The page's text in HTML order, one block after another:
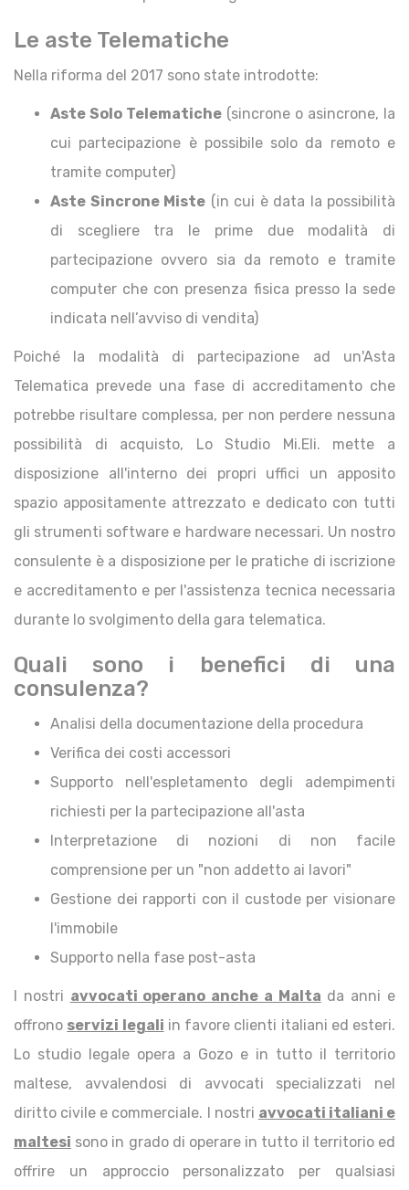
Le aste Telematiche
Nella riforma del 2017 sono state introdotte:
Aste Solo Telematiche (sincrone o asincrone, la
cui partecipazione è possibile solo da remoto e
tramite computer)
Aste Sincrone Miste (in cui è data la possibilità
di scegliere tra le prime due modalità di
partecipazione ovvero sia da remoto e tramite
computer che con presenza fisica presso la sede
indicata nell’avviso di vendita)
Poiché la modalità di partecipazione ad un'Asta
Telematica prevede una fase di accreditamento che
potrebbe risultare complessa, per non perdere nessuna
possibilità di acquisto, Lo Studio Mi.Eli. mette a
disposizione all'interno dei propri uffici un apposito
spazio appositamente attrezzato e dedicato con tutti
gli strumenti software e hardware necessari. Un nostro
consulente è a disposizione per le pratiche di iscrizione
e accreditamento e per l'assistenza tecnica necessaria
durante lo svolgimento della gara telematica.
Quali sono i benefici di una
consulenza?
Analisi della documentazione della procedura
Verifica dei costi accessori
Supporto nell'espletamento degli adempimenti
richiesti per la partecipazione all'asta
Interpretazione di nozioni di non facile
comprensione per un "non addetto ai lavori"
Gestione dei rapporti con il custode per visionare
l'immobile
Supporto nella fase post-asta
I nostri avvocati operano anche a Malta da anni e
offrono servizi legali in favore clienti italiani ed esteri.
Lo studio legale opera a Gozo e in tutto il territorio
maltese, avvalendosi di avvocati specializzati nel
diritto civile e commerciale. I nostri avvocati italiani e
maltesi sono in grado di operare in tutto il territorio ed
offrire un approccio personalizzato per qualsiasi